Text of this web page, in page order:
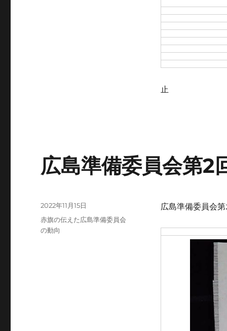
止
広島準備委員会第
広島準備委員会
投
稿
日:
2022年11月15日
カ
テ
赤旗の伝えた広島準備委員会
の動向